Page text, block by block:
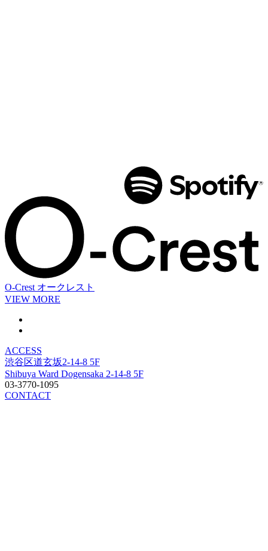
O-Crest オークレスト
VIEW MORE
ACCESS
渋谷区道玄坂2-14-8 5F
Shibuya Ward Dogensaka 2-14-8 5F
03-3770-1095
CONTACT